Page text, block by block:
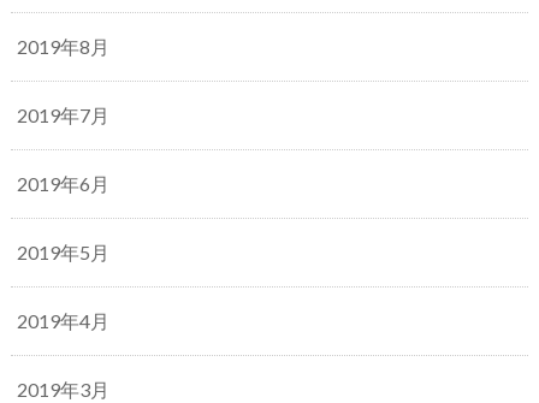
2019年8月
2019年7月
2019年6月
2019年5月
2019年4月
2019年3月